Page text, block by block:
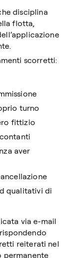
disciplina
flotta,
scorretti:
turno
fittizio
aver
qualitativi di
via e-mail
reiterati nel
permanente